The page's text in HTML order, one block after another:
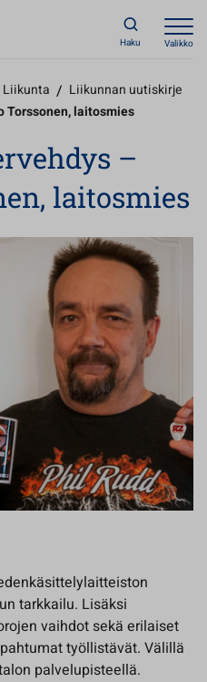
Haku Valikko
Liikunta / Liikunnan uutiskirje
Torssonen, laitosmies
–
laitosmies
tarkkailu. Lisäksi
vaihdot sekä erilaiset
työllistävät. Välillä
palvelupisteellä.